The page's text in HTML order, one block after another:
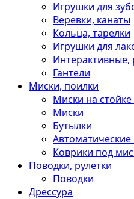
Игрушки для
Веревки, канаты
Кольца, тарелки
Игрушки для
Гантели
Миски, поилки
Миски на стойке
Миски
Бутылки
Коврики под
Поводки, рулетки
Поводки
Дрессура